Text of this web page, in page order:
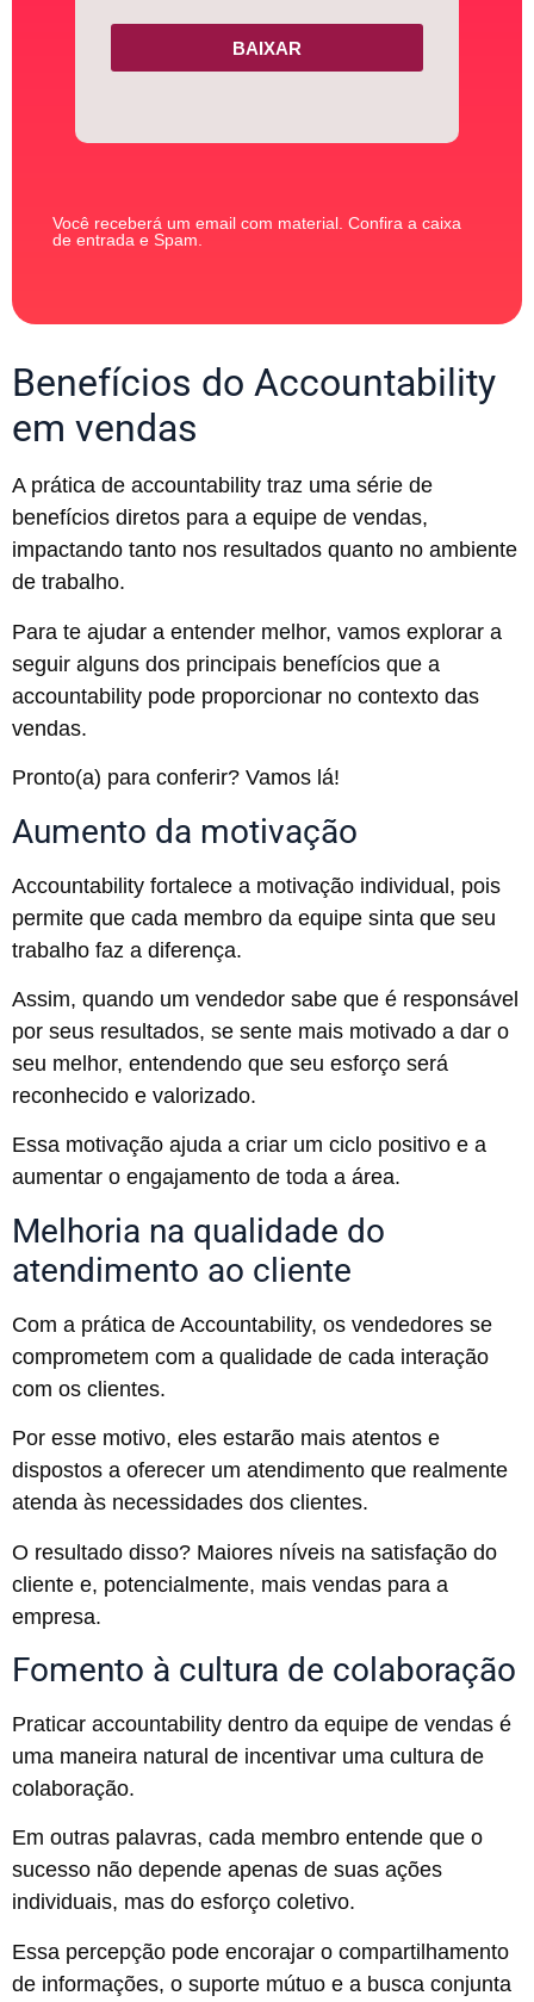
BAIXAR
Você receberá um email com material. Confira a caixa
de entrada e Spam.
Benefícios do Accountability
em vendas
A prática de accountability traz uma série de
benefícios diretos para a equipe de vendas,
impactando tanto nos resultados quanto no ambiente
de trabalho.
Para te ajudar a entender melhor, vamos explorar a
seguir alguns dos principais benefícios que a
accountability pode proporcionar no contexto das
vendas.
Pronto(a) para conferir? Vamos lá!
Aumento da motivação
Accountability fortalece a motivação individual, pois
permite que cada membro da equipe sinta que seu
trabalho faz a diferença.
Assim, quando um vendedor sabe que é responsável
por seus resultados, se sente mais motivado a dar o
seu melhor, entendendo que seu esforço será
reconhecido e valorizado.
Essa motivação ajuda a criar um ciclo positivo e a
aumentar o engajamento de toda a área.
Melhoria na qualidade do
atendimento ao cliente
Com a prática de Accountability, os vendedores se
comprometem com a qualidade de cada interação
com os clientes.
Por esse motivo, eles estarão mais atentos e
dispostos a oferecer um atendimento que realmente
atenda às necessidades dos clientes.
O resultado disso? Maiores níveis na satisfação do
cliente e, potencialmente, mais vendas para a
empresa.
Fomento à cultura de colaboração
Praticar accountability dentro da equipe de vendas é
uma maneira natural de incentivar uma cultura de
colaboração.
Em outras palavras, cada membro entende que o
sucesso não depende apenas de suas ações
individuais, mas do esforço coletivo.
Essa percepção pode encorajar o compartilhamento
de informações, o suporte mútuo e a busca conjunta